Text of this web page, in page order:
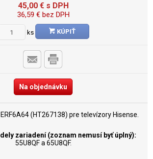
45,00 €s DPH
36,59 €bez DPH
ks KÚPIŤ
Na objednávku
(HT267138) pre televízory Hisense.
zariadení (zoznam nemusí byť úplný):
55U8QF a 65U8QF.